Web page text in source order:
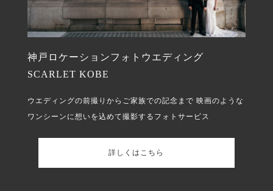
神戸ロケーションフォトウエディング
SCARLET KOBE
ウエディングの前撮りからご家族での記念まで 映画のような
ワンシーンに想いを込めて撮影するフォトサービス
詳しくはこちら